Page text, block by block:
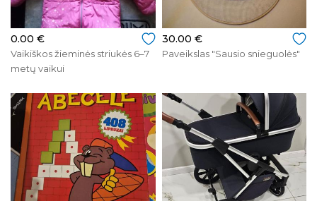
0.00 €
Vaikiškos žieminės striukės 6–7
metų vaikui
30.00 €
Paveikslas "Sausio snieguolės"